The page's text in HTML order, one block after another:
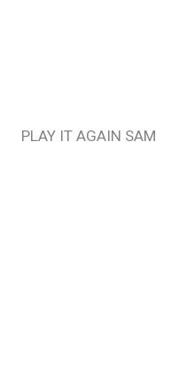
PLAY IT AGAIN SAM